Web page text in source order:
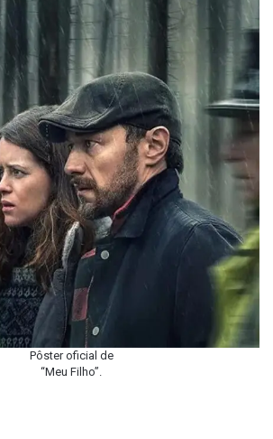
Pôster oficial de
“Meu Filho”.